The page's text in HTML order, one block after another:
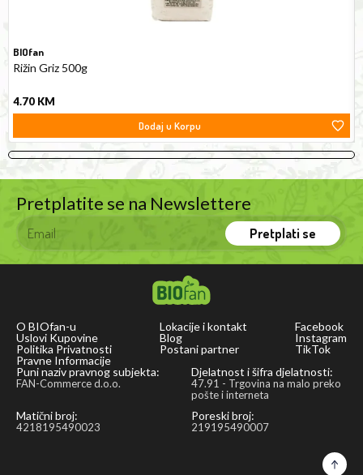
BIOfan
Rižin Griz 500g
4.70 KM
Dodaj u Korpu
Pretplatite se na Newslettere
Pretplati se
O BIOfan-u
Uslovi Kupovine
Politika Privatnosti
Lokacije i kontakt
Blog
Postani partner
Facebook
Instagram
TikTok
Pravne Informacije
Puni naziv pravnog subjekta:
FAN-Commerce d.o.o.
Djelatnost i šifra djelatnosti:
47.91 - Trgovina na malo preko
pošte i interneta
Matični broj:
4218195490023
Poreski broj:
219195490007